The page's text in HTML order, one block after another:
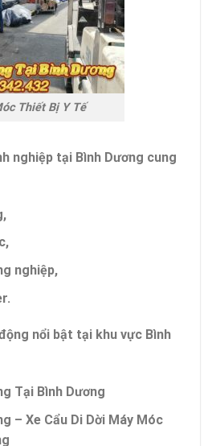
Thiết Bị Y Tế
nghiệp tại Bình Dương cung
nghiệp,
nổi bật tại khu vực Bình
Tại Bình Dương
– Xe Cẩu Di Dời Máy Móc